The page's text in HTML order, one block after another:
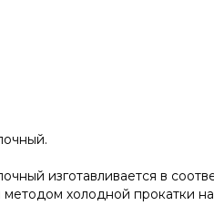
изготавливается в
холодной прокатки